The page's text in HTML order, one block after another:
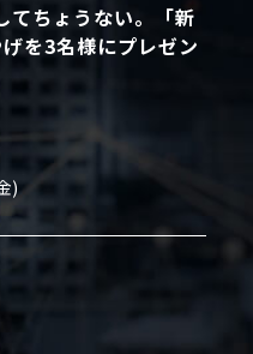
てちょうない。「新
を3名様にプレゼン
)